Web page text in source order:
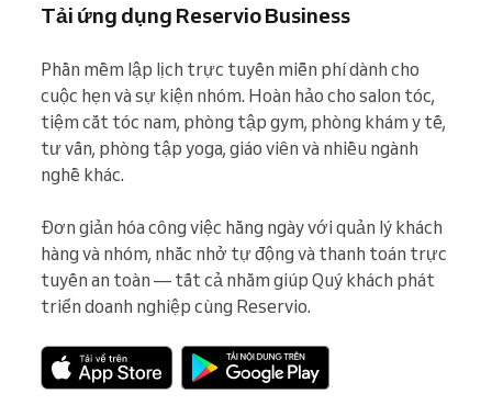
Tải ứng dụng Reservio Business
Phần mềm lập lịch trực tuyến miễn phí dành cho
cuộc hẹn và sự kiện nhóm. Hoàn hảo cho salon tóc,
tiệm cắt tóc nam, phòng tập gym, phòng khám y tế,
tư vấn, phòng tập yoga, giáo viên và nhiều ngành
nghề khác.
Đơn giản hóa công việc hằng ngày với quản lý khách
hàng và nhóm, nhắc nhở tự động và thanh toán trực
tuyến an toàn — tất cả nhằm giúp Quý khách phát
triển doanh nghiệp cùng Reservio.